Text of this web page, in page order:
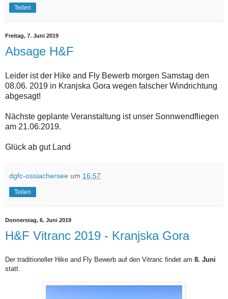
Teilen
Freitag, 7. Juni 2019
Absage H&F
Leider ist der Hike and Fly Bewerb morgen Samstag den
08.06. 2019 in Kranjska Gora wegen falscher Windrichtung
abgesagt!
Nächste geplante Veranstaltung ist unser Sonnwendfliegen
am 21.06.2019.
Glück ab gut Land
dgfc-ossiachersee um 16:57
Teilen
Donnerstag, 6. Juni 2019
H&F Vitranc 2019 - Kranjska Gora
Der traditioneller Hike and Fly Bewerb auf den Vitranc findet am 8. Juni
statt.